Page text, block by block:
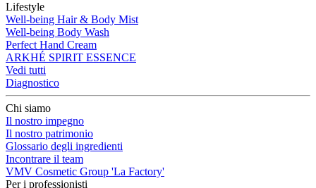
Lifestyle
Well-being Hair & Body Mist
Well-being Body Wash
Perfect Hand Cream
ARKHÉ SPIRIT ESSENCE
Vedi tutti
Diagnostico
Chi siamo
Il nostro impegno
Il nostro patrimonio
Glossario degli ingredienti
Incontrare il team
VMV Cosmetic Group 'La Factory'
Per i professionisti